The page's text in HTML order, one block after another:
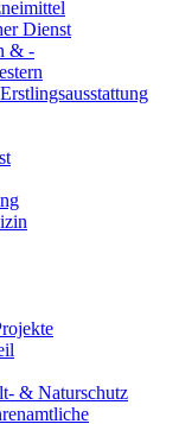
Dienst
& -
& Naturschutz